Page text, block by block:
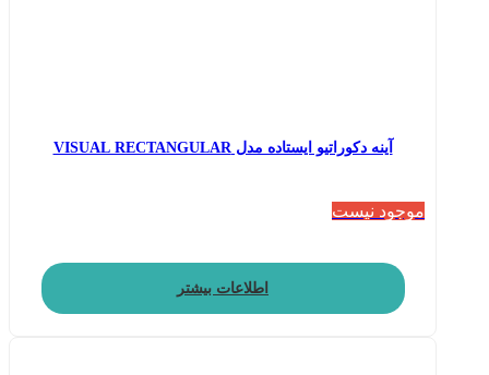
آینه دکوراتیو ایستاده مدل VISUAL RECTANGULAR
موجود نیست
اطلاعات بیشتر